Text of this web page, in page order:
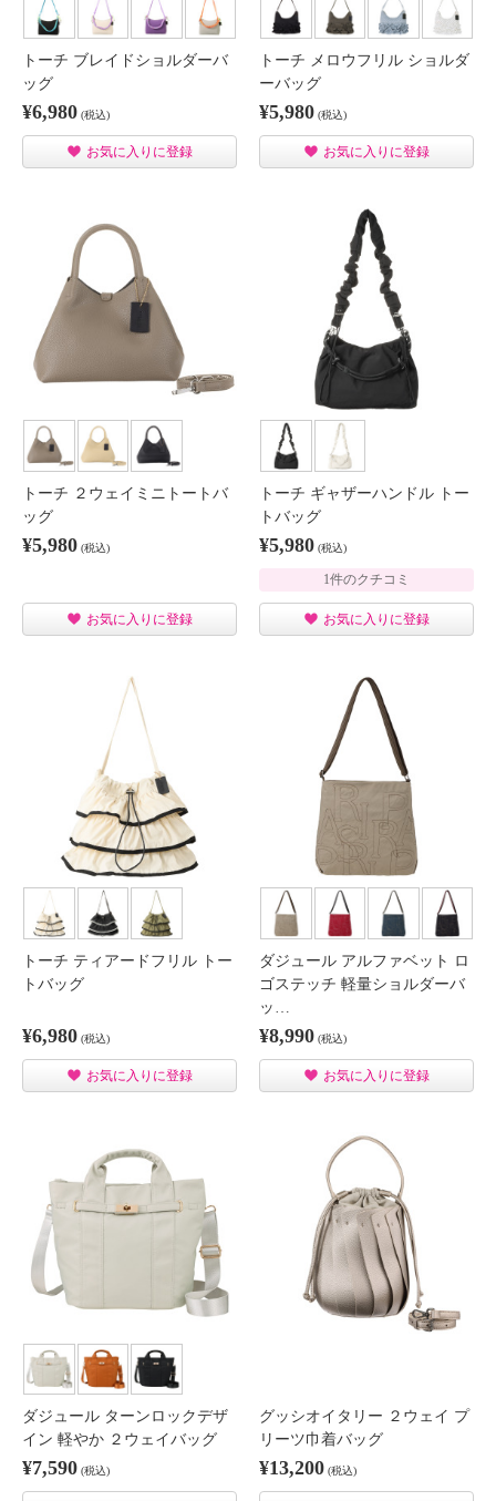
トーチ ブレイドショルダーバ
ッグ
¥6,980 (税込)
お気に入りに登録
トーチ メロウフリル ショルダ
ーバッグ
¥5,980 (税込)
お気に入りに登録
トーチ ２ウェイミニトートバ
ッグ
¥5,980 (税込)
お気に入りに登録
トーチ ギャザーハンドル トー
トバッグ
¥5,980 (税込)
1件のクチコミ
お気に入りに登録
トーチ ティアードフリル トー
トバッグ
¥6,980 (税込)
お気に入りに登録
ダジュール アルファベット ロ
ゴステッチ 軽量ショルダーバ
ッ…
¥8,990 (税込)
お気に入りに登録
ダジュール ターンロックデザ
イン 軽やか ２ウェイバッグ
¥7,590 (税込)
グッシオイタリー ２ウェイ プ
リーツ巾着バッグ
¥13,200 (税込)